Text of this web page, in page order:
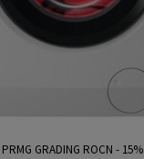
PRMG GRADING ROCN - 15%